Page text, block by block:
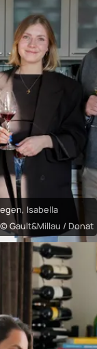
Isabella
Gault&Millau / Donat